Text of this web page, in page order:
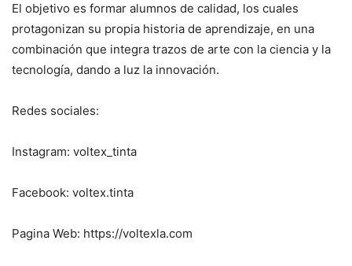
El objetivo es formar alumnos de calidad, los cuales
protagonizan su propia historia de aprendizaje, en una
combinación que integra trazos de arte con la ciencia y la
tecnología, dando a luz la innovación.
Redes sociales:
Instagram: voltex_tinta
Facebook: voltex.tinta
Pagina Web: https://voltexla.com